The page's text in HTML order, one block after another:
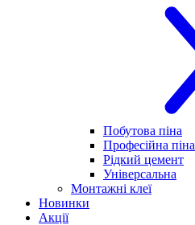
Побутова піна
Професійна піна
Рідкий цемент
Універсальна
Монтажні клеї
Новинки
Акції